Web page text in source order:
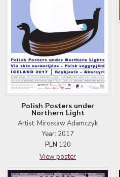
Polish Posters under
Northern Light
Artist: Mirosław Adamczyk
Year: 2017
PLN 120
View poster